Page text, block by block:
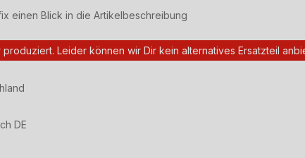
einen Blick in die Artikelbeschreibung
Leider können wir Dir kein alternatives Ersatzteil
DE